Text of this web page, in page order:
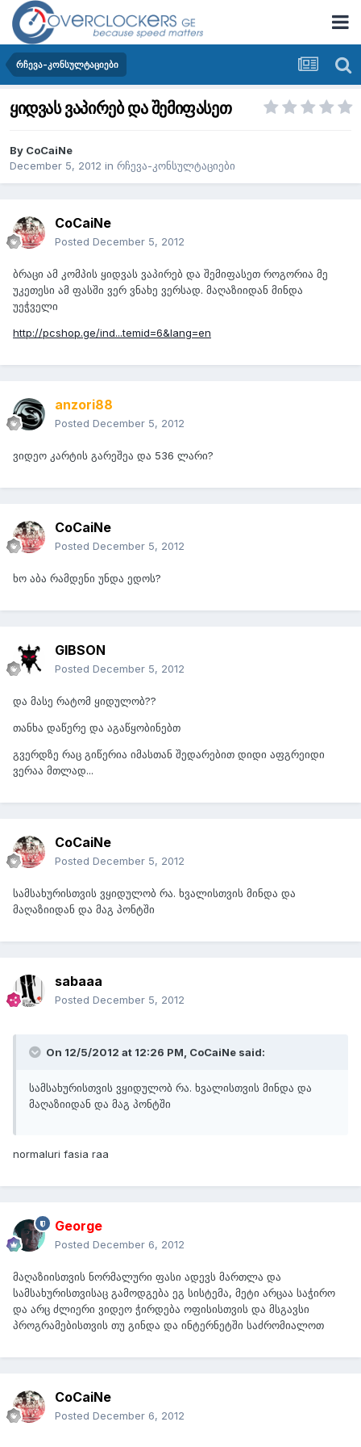
რჩევა-კონსულტაციები
ყიდვას ვაპირებ და შემიფასეთ
By CoCaiNe
December 5, 2012 in რჩევა-კონსულტაციები
CoCaiNe
Posted December 5, 2012
ბრაცი ამ კომპის ყიდვას ვაპირებ და შემიფასეთ როგორია მე
უკეთესი ამ ფასში ვერ ვნახე ვერსად. მაღაზიიდან მინდა
უეჭველი
http://pcshop.ge/ind...temid=6&lang=en
anzori88
Posted December 5, 2012
ვიდეო კარტის გარეშეა და 536 ლარი?
CoCaiNe
Posted December 5, 2012
ხო აბა რამდენი უნდა ედოს?
GIBSON
Posted December 5, 2012
და მასე რატომ ყიდულობ??
თანხა დაწერე და აგაწყობინებთ
გვერდზე რაც გიწერია იმასთან შედარებით დიდი აფგრეიდი
ვერაა მთლად...
CoCaiNe
Posted December 5, 2012
სამსახურისთვის ვყიდულობ რა. ხვალისთვის მინდა და
მაღაზიიდან და მაგ პონტში
sabaaa
Posted December 5, 2012
On 12/5/2012 at 12:26 PM, CoCaiNe said:
სამსახურისთვის ვყიდულობ რა. ხვალისთვის მინდა და
მაღაზიიდან და მაგ პონტში
normaluri fasia raa
George
Posted December 6, 2012
მაღაზიისთვის ნორმალური ფასი ადევს მართლა და
სამსახურისთვისაც გამოდგება ეგ სისტემა, მეტი არცაა საჭირო
და არც ძლიერი ვიდეო ჭირდება ოფისისთვის და მსგავსი
პროგრამებისთვის თუ გინდა და ინტერნეტში საძრომიალოთ
CoCaiNe
Posted December 6, 2012